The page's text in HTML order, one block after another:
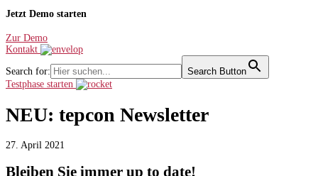
Jetzt Demo starten
Zur Demo
Kontakt
Search for:
Search Button
Testphase starten
NEU: tepcon Newsletter
27. April 2021
Bleiben Sie immer up to date!